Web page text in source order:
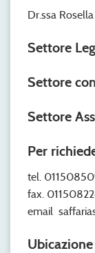
Dr.ssa
Settore
Settore
Settore
Per
tel.
fax.
email
Ubicazione